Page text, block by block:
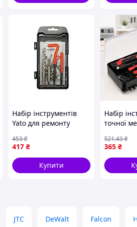
Набір інструментів
Yato для ремонту
17633) — Доступний
417 ₴
453₴
Купити
Набір
точної
365 ₴
521.43₴
JTC DeWalt Falcon